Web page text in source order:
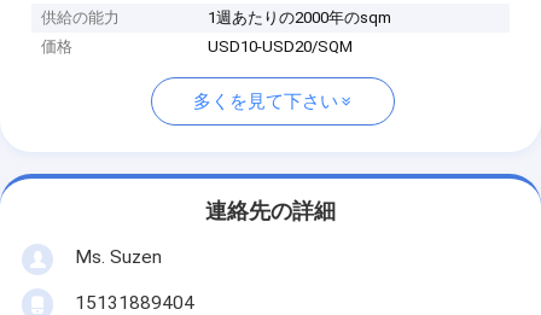
供給の能力
1週あたりの2000年のsqm
価格
USD10-USD20/SQM
多くを見て下さい
連絡先の詳細
Ms. Suzen
15131889404